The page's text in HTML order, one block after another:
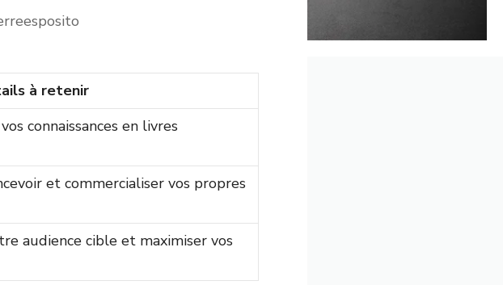
à retenir
connaissances en livres
et commercialiser vos propres
audience cible et maximiser vos